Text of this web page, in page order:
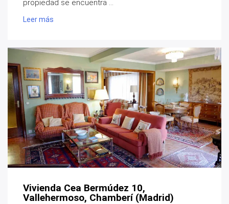
propiedad se encuentra ...
Leer más
Vivienda Cea Bermúdez 10,
Vallehermoso, Chamberí (Madrid)